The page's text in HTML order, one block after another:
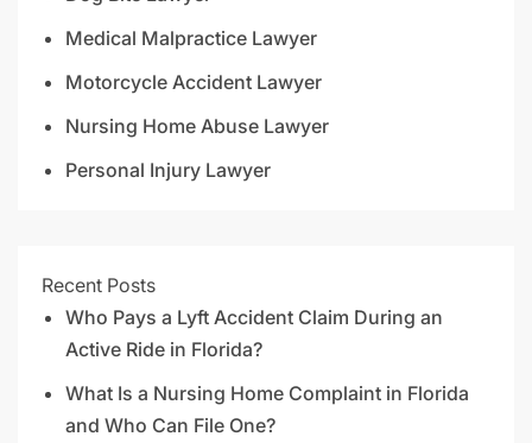
Medical Malpractice Lawyer
Motorcycle Accident Lawyer
Nursing Home Abuse Lawyer
Personal Injury Lawyer
Recent Posts
Who Pays a Lyft Accident Claim During an
Active Ride in Florida?
What Is a Nursing Home Complaint in Florida
and Who Can File One?